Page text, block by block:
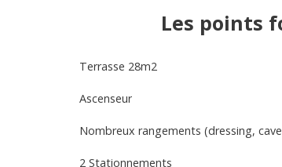
Les points
Terrasse 28m2
Ascenseur
Nombreux rangements (dressing,
2 Stationnements